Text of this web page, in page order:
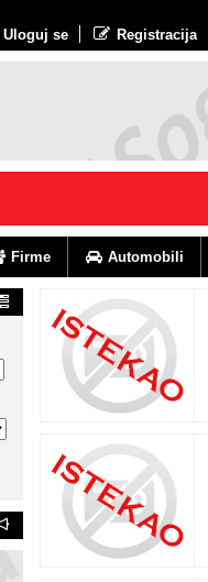
Uloguj se
Registracija
Firme Automobili